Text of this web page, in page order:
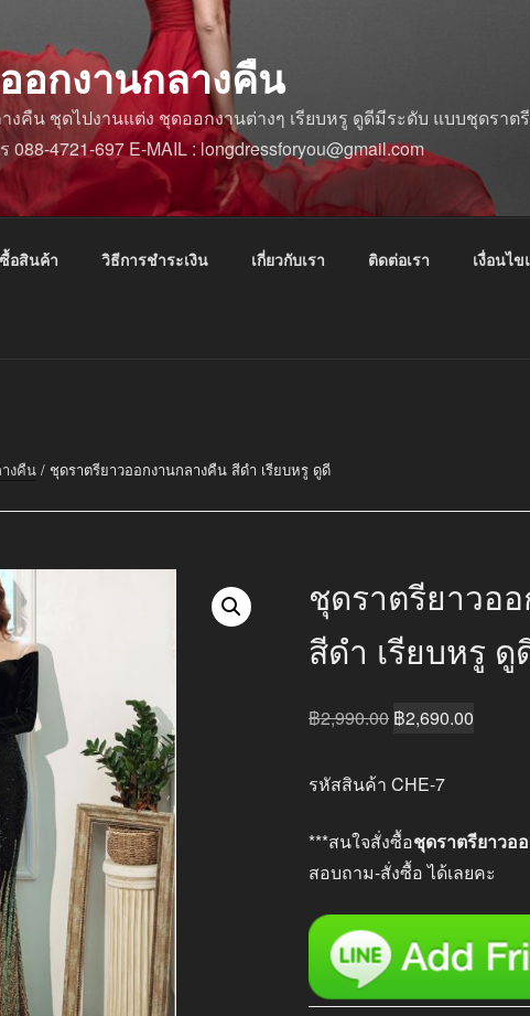
อกงานกลางคืน
งคืน ชุดไปงานแต่ง ชุดออกงานต่างๆ เรียบหรู ดูดีมีระดับ แบบชุดรา
4721-697 E-MAIL : longdressforyou@gmail.com
อสินค้า วิธีการชำระเงิน เกี่ยวกับเรา ติดต่อเรา เงื่อนไ
งคืน / ชุดราตรียาวออกงานกลางคืน สีดำ เรียบหรู ดูดี
ชุดราตรียาวอ
สีดำ เรียบหรู ดู
฿2,990.00 Original
was:
฿2,690.00
รหัสสินค้า CHE-7
***สนใจสั่งซื้อชุดราตรียาวอ
สอบถาม-สั่งซื้อ ได้เลยคะ